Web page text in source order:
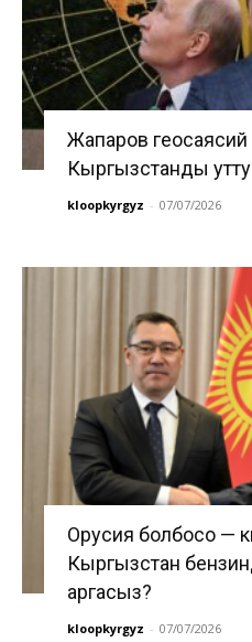
Жапаров геосаясий
Кыргызстанды
kloopkyrgyz - 07/07/2026
Орусия болбосо —
Кыргызстан
аргасыз?
kloopkyrgyz - 07/07/2026